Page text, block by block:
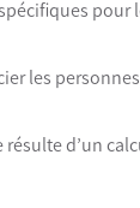
pour
les
résulte d’un